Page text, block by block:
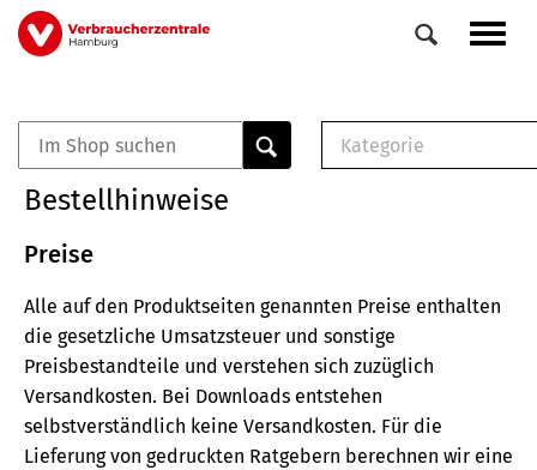
Direkt
zum
Veranstaltungen
0
Elemente
Kategorie
Broschüre
Buch
Bestellhinweise
Preise
Alle auf den Produktseiten genannten Preise enthalten
die gesetzliche Umsatzsteuer und sonstige
Preisbestandteile und verstehen sich zuzüglich
Versandkosten. Bei Downloads entstehen
selbstverständlich keine Versandkosten. Für die
Lieferung von gedruckten Ratgebern berechnen wir eine